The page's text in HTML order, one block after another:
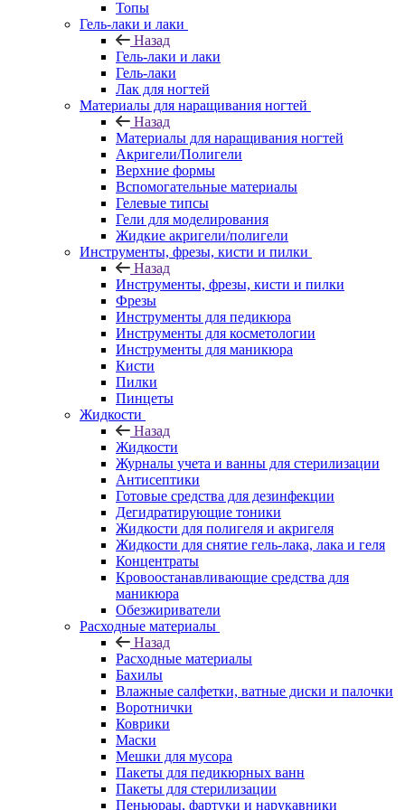
Топы
Гель-лаки и лаки
Назад
Гель-лаки и лаки
Гель-лаки
Лак для ногтей
Материалы для наращивания ногтей
Назад
Материалы для наращивания ногтей
Акригели/Полигели
Верхние формы
Вспомогательные материалы
Гелевые типсы
Гели для моделирования
Жидкие акригели/полигели
Инструменты, фрезы, кисти и пилки
Назад
Инструменты, фрезы, кисти и пилки
Фрезы
Инструменты для педикюра
Инструменты для косметологии
Инструменты для маникюра
Кисти
Пилки
Пинцеты
Жидкости
Назад
Жидкости
Журналы учета и ванны для стерилизации
Антисептики
Готовые средства для дезинфекции
Дегидратирующие тоники
Жидкости для полигеля и акригеля
Жидкости для снятие гель-лака, лака и геля
Концентраты
Кровоостанавливающие средства для
маникюра
Обезжириватели
Расходные материалы
Назад
Расходные материалы
Бахилы
Влажные салфетки, ватные диски и палочки
Воротнички
Коврики
Маски
Мешки для мусора
Пакеты для педикюрных ванн
Пакеты для стерилизации
Пеньюраы, фартуки и нарукавники